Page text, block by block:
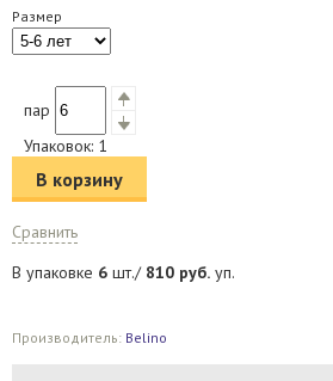
Размер
пар
Упаковок: 1
В корзину
Сравнить
В упаковке 6 шт./ 810 руб. уп.
Производитель: Belino